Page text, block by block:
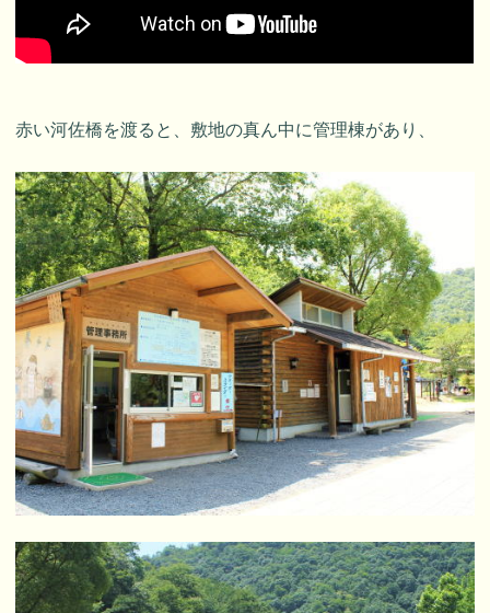
赤い河佐橋を渡ると、敷地の真ん中に管理棟があり、